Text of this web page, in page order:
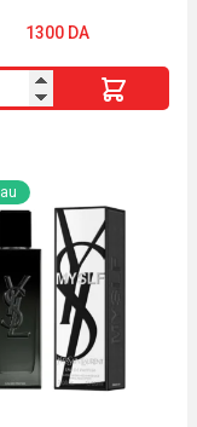
1300 DA